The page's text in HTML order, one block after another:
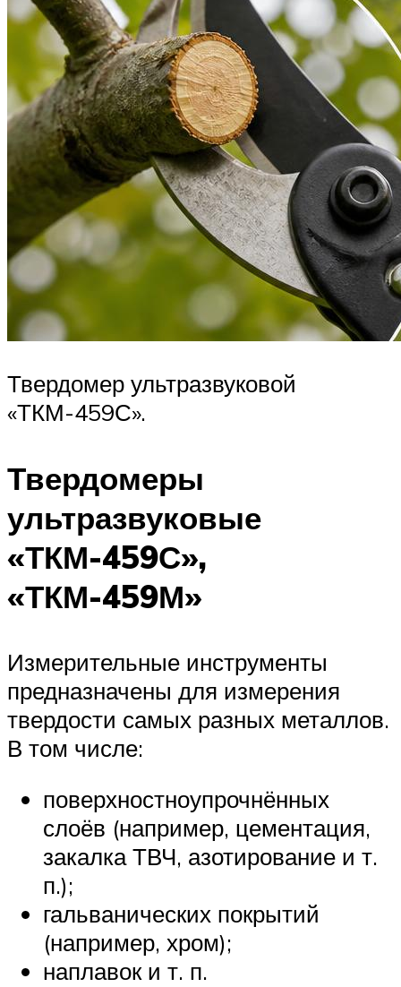
Твердомер ультразвуковой
«ТКМ-459С».
Твердомеры
ультразвуковые
«ТКМ-459С»,
«ТКМ-459М»
Измерительные инструменты
предназначены для измерения
твердости самых разных металлов.
В том числе:
поверхностноупрочнённых
слоёв (например, цементация,
закалка ТВЧ, азотирование и т.
п.);
гальванических покрытий
(например, хром);
наплавок и т. п.